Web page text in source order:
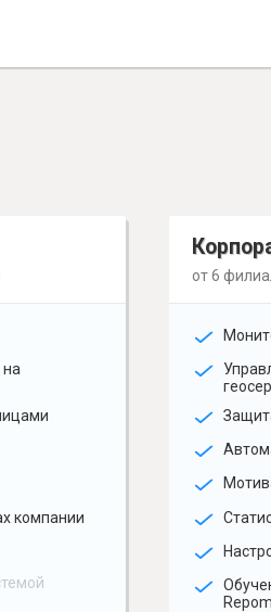
компании
от 6